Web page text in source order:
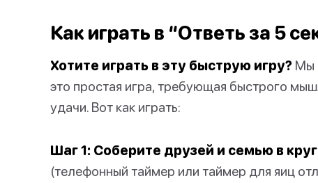
Как играть в “Ответь за 5
Хотите играть в эту быструю игру? Мы
это простая игра, требующая быстрого
удачи. Вот как играть:
Шаг 1: Соберите друзей и семью в
(телефонный таймер или таймер для яиц